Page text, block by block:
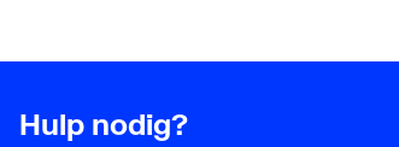
Hulp nodig?